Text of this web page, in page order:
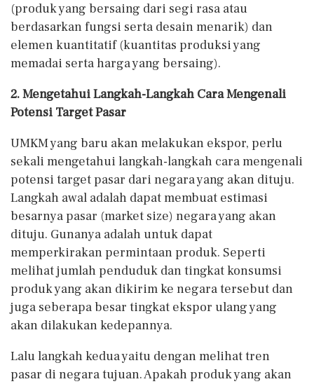
(produk yang bersaing dari segi rasa atau
berdasarkan fungsi serta desain menarik) dan
elemen kuantitatif (kuantitas produksi yang
memadai serta harga yang bersaing).
2. Mengetahui Langkah-Langkah Cara Mengenali
Potensi Target Pasar
UMKM yang baru akan melakukan ekspor, perlu
sekali mengetahui langkah-langkah cara mengenali
potensi target pasar dari negara yang akan dituju.
Langkah awal adalah dapat membuat estimasi
besarnya pasar (market size) negara yang akan
dituju. Gunanya adalah untuk dapat
memperkirakan permintaan produk. Seperti
melihat jumlah penduduk dan tingkat konsumsi
produk yang akan dikirim ke negara tersebut dan
juga seberapa besar tingkat ekspor ulang yang
akan dilakukan kedepannya.
Lalu langkah kedua yaitu dengan melihat tren
pasar di negara tujuan. Apakah produk yang akan